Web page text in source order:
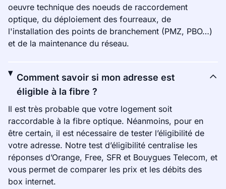
oeuvre technique des noeuds de raccordement
optique, du déploiement des fourreaux, de
l'installation des points de branchement (PMZ, PBO…)
et de la maintenance du réseau.
Comment savoir si mon adresse est
éligible à la fibre ?
Il est très probable que votre logement soit
raccordable à la fibre optique. Néanmoins, pour en
être certain, il est nécessaire de tester l’éligibilité de
votre adresse. Notre test d’éligibilité centralise les
réponses d’Orange, Free, SFR et Bouygues Telecom, et
vous permet de comparer les prix et les débits des
box internet.